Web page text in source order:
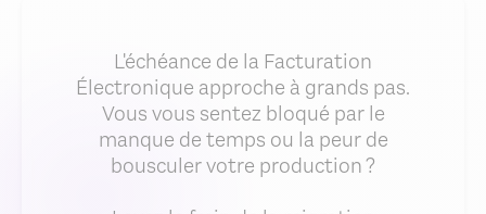
L'échéance de la Facturation
Électronique approche à grands pas.
Vous vous sentez bloqué par le
manque de temps ou la peur de
bousculer votre production ?